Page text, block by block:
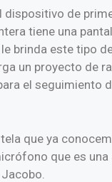
de
tiene una
brinda este tipo
un proyecto de
el seguimiento
que ya
que es